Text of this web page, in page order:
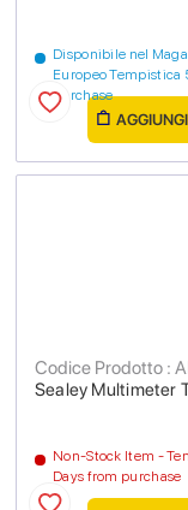
Disponibile nel
Europeo Tempistica
purchase
Sealey Multimeter
Codice Prodotto :
Non-Stock Item -
Days from purchase